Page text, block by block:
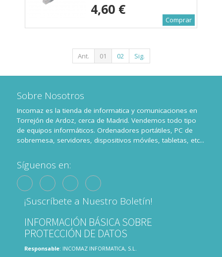
4,60 €
Comprar
Ant. 01 02 Sig.
Sobre Nosotros
Incomaz es la tienda de informatica y comunicaciones en
Torrejón de Ardoz, cerca de Madrid. Vendemos todo tipo
de equipos informáticos. Ordenadores portátiles, PC de
sobremesa, servidores, dispositivos móviles, tabletas, etc...
Síguenos en:
¡Suscríbete a Nuestro Boletín!
INFORMACIÓN BÁSICA SOBRE
PROTECCIÓN DE DATOS
Responsable: INCOMAZ INFORMATICA, S.L.